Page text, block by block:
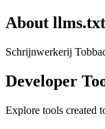
About
Schrijnwerkerij
Developer
Explore tools created